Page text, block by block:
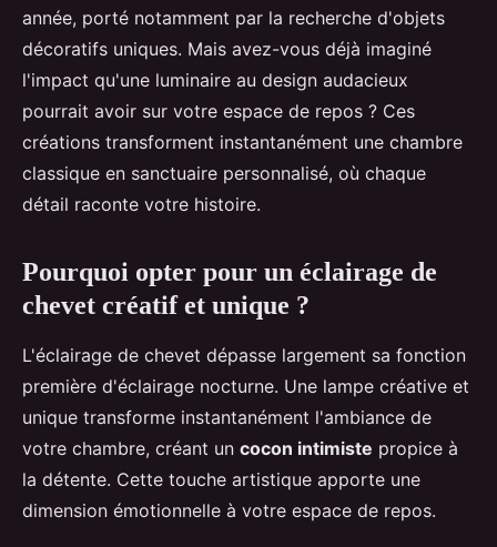
année, porté notamment par la recherche d'objets
décoratifs uniques. Mais avez-vous déjà imaginé
l'impact qu'une luminaire au design audacieux
pourrait avoir sur votre espace de repos ? Ces
créations transforment instantanément une chambre
classique en sanctuaire personnalisé, où chaque
détail raconte votre histoire.
Pourquoi opter pour un éclairage de
chevet créatif et unique ?
L'éclairage de chevet dépasse largement sa fonction
première d'éclairage nocturne. Une lampe créative et
unique transforme instantanément l'ambiance de
votre chambre, créant un cocon intimiste propice à
la détente. Cette touche artistique apporte une
dimension émotionnelle à votre espace de repos.